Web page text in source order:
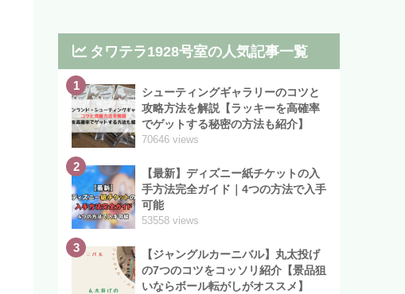
タワテラ1928号室の人気記事一覧
1
シューティングギャラリーのコツと
攻略方法を解説【ラッキーを高確率
でゲットする秘密の方法も紹介】
70646 views
2
【最新】ディズニー紙チケットの入
手方法完全ガイド｜4つの方法で入手
可能
53558 views
3
【ジャングルカーニバル】丸太投げ
の7つのコツをコッソリ紹介【景品狙
いならボール転がしがオススメ】